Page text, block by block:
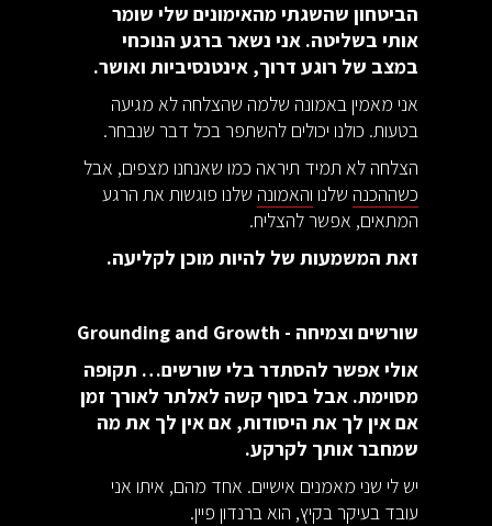
הביטחון שהשגתי מהאימונים שלי שומר
אותי בשליטה. אני נשאר ברגע הנוכחי
במצב של רוגע דרוך, אינטנסיביות ואושר.
אני מאמין באמונה שלמה שהצלחה לא מגיעה
בטעות. כולנו יכולים להשתפר בכל דבר שנבחר.
הצלחה לא תמיד תיראה כמו שאנחנו מצפים, אבל
כשההכנה שלנו והאמונה שלנו פוגשות את הרגע
המתאים, אפשר להצליח.
זאת המשמעות של להיות מוכן לקליעה.
שורשים וצמיחה - Grounding and Growth
אולי אפשר להסתדר בלי שורשים… תקופה
מסוימת. אבל בסוף קשה לאלתר לאורך זמן
אם אין לך את היסודות, אם אין לך את מה
שמחבר אותך לקרקע.
יש לי שני מאמנים אישיים. אחד מהם, איתו אני
עובד בעיקר בקיץ, הוא ברנדון פיין.